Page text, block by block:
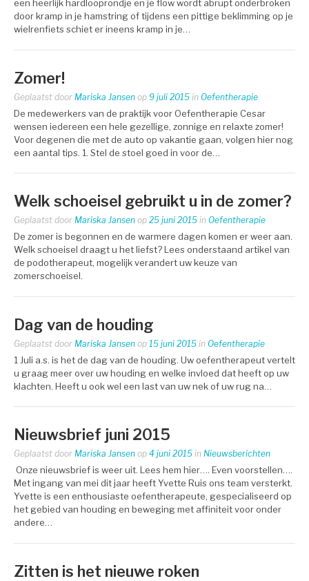
een heerlijk hardlooprondje en je flow wordt abrupt onderbroken
door kramp in je hamstring of tijdens een pittige beklimming op je
wielrenfiets schiet er ineens kramp in je…
Zomer!
Geplaatst door Mariska Jansen op 9 juli 2015 in Oefentherapie
De medewerkers van de praktijk voor Oefentherapie Cesar
wensen iedereen een hele gezellige, zonnige en relaxte zomer!
Voor degenen die met de auto op vakantie gaan, volgen hier nog
een aantal tips. 1. Stel de stoel goed in voor de…
Welk schoeisel gebruikt u in de zomer?
Geplaatst door Mariska Jansen op 25 juni 2015 in Oefentherapie
De zomer is begonnen en de warmere dagen komen er weer aan.
Welk schoeisel draagt u het liefst? Lees onderstaand artikel van
de podotherapeut, mogelijk verandert uw keuze van
zomerschoeisel.
Dag van de houding
Geplaatst door Mariska Jansen op 15 juni 2015 in Oefentherapie
1 Juli a.s. is het de dag van de houding. Uw oefentherapeut vertelt
u graag meer over uw houding en welke invloed dat heeft op uw
klachten. Heeft u ook wel een last van uw nek of uw rug na…
Nieuwsbrief juni 2015
Geplaatst door Mariska Jansen op 4 juni 2015 in Nieuwsberichten
Onze nieuwsbrief is weer uit. Lees hem hier…. Even voorstellen….
Met ingang van mei dit jaar heeft Yvette Ruis ons team versterkt.
Yvette is een enthousiaste oefentherapeute, gespecialiseerd op
het gebied van houding en beweging met affiniteit voor onder
andere…
Zitten is het nieuwe roken